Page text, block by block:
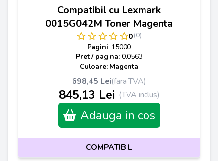
Compatibil cu Lexmark
0015G042M Toner Magenta
0(0)
Pagini: 15000
Pret / pagina: 0.0563
Culoare: Magenta
698,45 Lei(fara TVA)
845,13 Lei (TVA inclus)
Adauga in cos
COMPATIBIL